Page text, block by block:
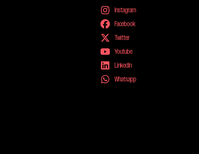
Instagram
Facebook
Twitter
Youtube
LinkedIn
Whatsapp